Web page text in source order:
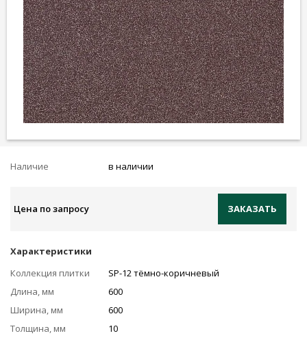
Наличие в наличии
Цена по запросу ЗАКАЗАТЬ
Характеристики
Коллекция плитки
SP-12 тёмно-коричневый
Длина, мм
600
Ширина, мм
600
Толщина, мм
10